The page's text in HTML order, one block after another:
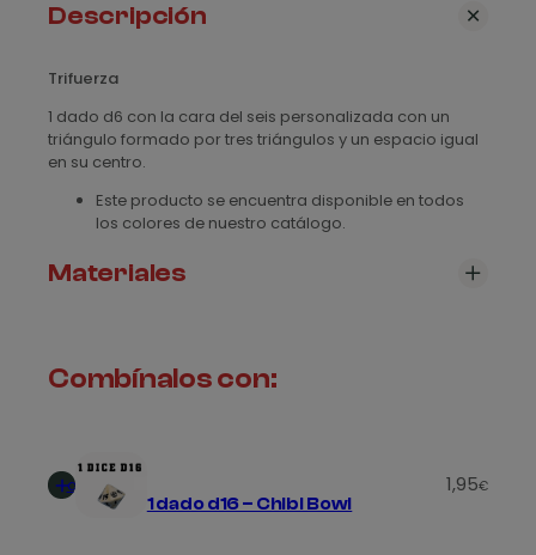
:
d
e
s
1
5
h
i
a
Descripción
Trifuerza
1 dado d6 con la cara del seis personalizada con un
triángulo formado por tres triángulos y un espacio igual
en su centro.
Este producto se encuentra disponible en todos
los colores de nuestro catálogo.
Materiales
Combínalos con:
Añadir
al
carrito
1 dado d16 – Chibi Bowl
1,95€